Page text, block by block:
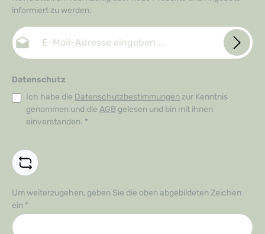
informiert zu werden.
E-Mail-Adresse*
Datenschutz
Ich habe die Datenschutzbestimmungen zur Kenntnis
genommen und die AGB gelesen und bin mit ihnen
einverstanden. *
Um weiterzugehen, geben Sie die oben abgebildeten Zeichen
ein *